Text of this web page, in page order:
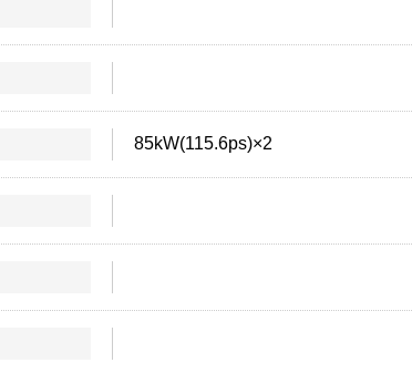
85kW(115.6ps)×2